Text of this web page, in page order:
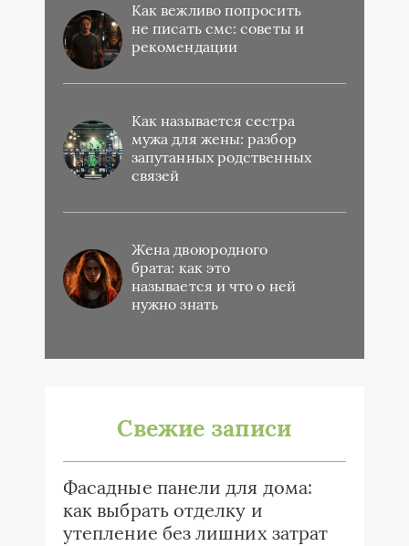
Как вежливо попросить
не писать смс: советы и
рекомендации
Как называется сестра
мужа для жены: разбор
запутанных родственных
связей
Жена двоюродного
брата: как это
называется и что о ней
нужно знать
Свежие записи
Фасадные панели для дома:
как выбрать отделку и
утепление без лишних затрат